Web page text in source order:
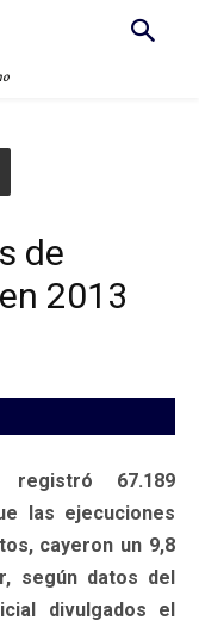
de
2013
registró 67.189
las ejecuciones
cayeron un 9,8
según datos del
divulgados el